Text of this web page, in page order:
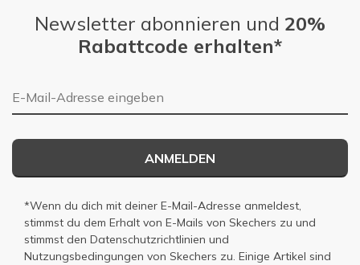
Newsletter abonnieren und 20%
Rabattcode erhalten*
E-Mail-Adresse
ANMELDEN
*Wenn du dich mit deiner E-Mail-Adresse anmeldest,
stimmst du dem Erhalt von E-Mails von Skechers zu und
stimmst den Datenschutzrichtlinien und
Nutzungsbedingungen von Skechers zu. Einige Artikel sind